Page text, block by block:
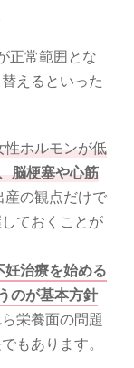
正常範囲とな
えるといった
性ホルモンが低
脳梗塞や心筋
産の観点だけで
ておくことが
妊治療を始める
のが基本方針
栄養面の問題
もあります。